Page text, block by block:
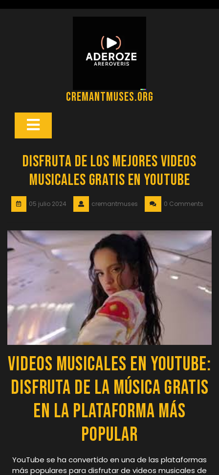
cremantmuses.org
Botón
Disfruta de los Mejores Videos
Musicales Gratis en YouTube
05 julio 2024 cremantmuses 0 Comments
Videos Musicales en YouTube:
Disfruta de la Música Gratis
en la Plataforma Más
Popular
YouTube se ha convertido en una de las plataformas
más populares para disfrutar de videos musicales de